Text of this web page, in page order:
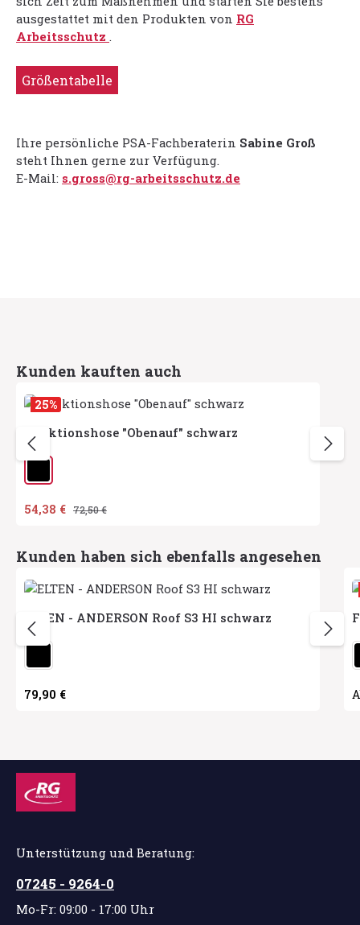
ausgestattet mit den Produkten von RG
Arbeitsschutz .
Größentabelle
Ihre persönliche PSA-Fachberaterin Sabine Groß
steht Ihnen gerne zur Verfügung.
E-Mail: s.gross@rg-arbeitsschutz.de
Produktgalerie überspringen
Kunden kauften auch
25%
Funktionshose "Obenauf" schwarz
Herstellerfarbe
Verkaufspreis:
54,38 € Regulärer Preis:
72,50 €
Produktgalerie überspringen
Kunden haben sich ebenfalls angesehen
ELTEN - ANDERSON Roof S3 HI schwarz
Herstellerfarbe
Regulärer Preis:
79,90 €
Unterstützung und Beratung:
07245 - 9264-0
Mo-Fr: 09:00 - 17:00 Uhr